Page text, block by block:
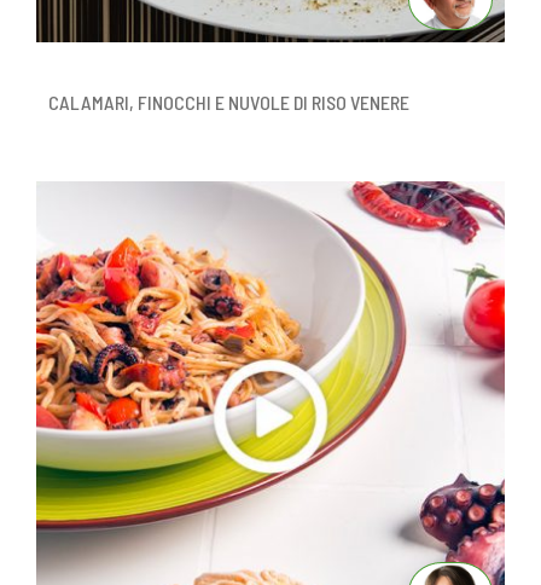
CALAMARI, FINOCCHI E NUVOLE DI RISO VENERE